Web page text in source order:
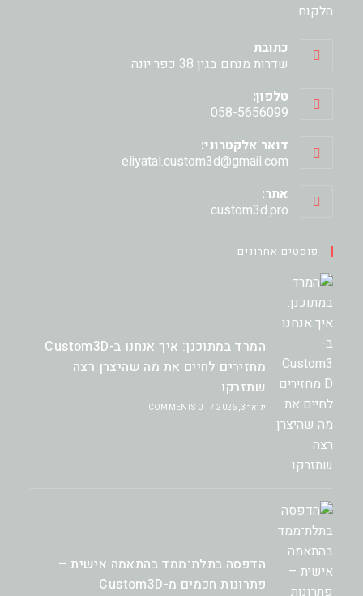
הלקוח
כתובת
שדרות מנחם בגין 38 כפר יונה
טלפון:
058-5656099
דואר אלקטרוני:
eliyatal.custom3d@gmail.com
אתר:
custom3d.pro
פוסטים אחרונים
המרד במתוכנן: איך אנחנו ב-Custom3D
מחזירים לחיים את מה שהיצרן רצה
שתזרקו
ינואר 3, 2026 /
0 COMMENTS
הדפסה בתלת־ממד בהתאמה אישית –
פתרונות חכמים מ-Custom3D